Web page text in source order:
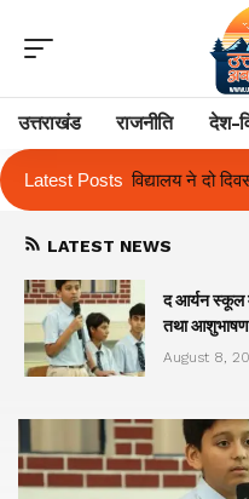
उत्तराखंड राजनीति देश-
Latest Posts
‘दीक्षारंभ 2026’ ओरिएंटेशन
LATEST NEWS
द आर्यन स्कूल
तथा आशुभाषण
August 8,